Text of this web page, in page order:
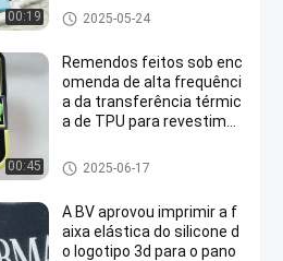
00:19
Remendos feitos sob encome
nda da roupa
2025-05-24
00:45
Remendos feitos sob enc
omenda de alta frequênci
a da transferência térmic
a de TPU para revestime
Remendos feitos sob encome
nda da roupa
2025-06-17
A BV aprovou imprimir a f
aixa elástica do silicone d
o logotipo 3d para o pano